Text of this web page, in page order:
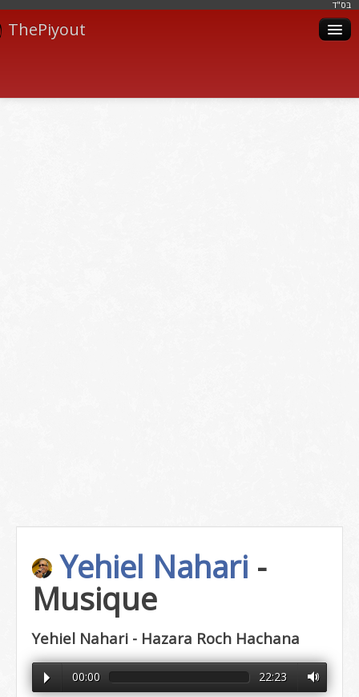
בּס"ד
ThePiyout
Yehiel Nahari -
Musique
Yehiel Nahari - Hazara Roch Hachana
00:00 22:23